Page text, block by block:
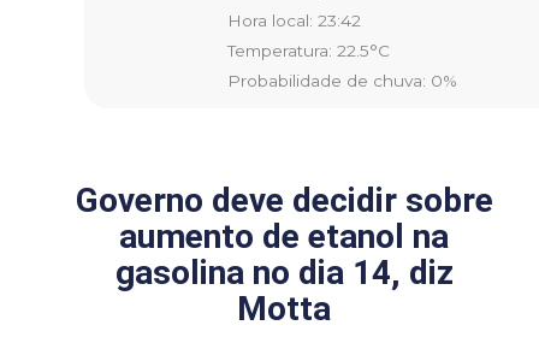
Hora local: 23:42
Temperatura: 22.5°C
Probabilidade de chuva: 0%
Governo deve decidir sobre
aumento de etanol na
gasolina no dia 14, diz
Motta